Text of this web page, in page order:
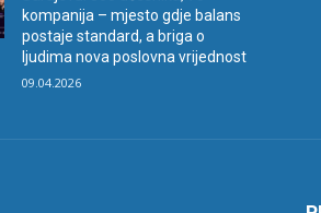
kompanija – mjesto gdje balans
postaje standard, a briga o
ljudima nova poslovna vrijednost
09.04.2026